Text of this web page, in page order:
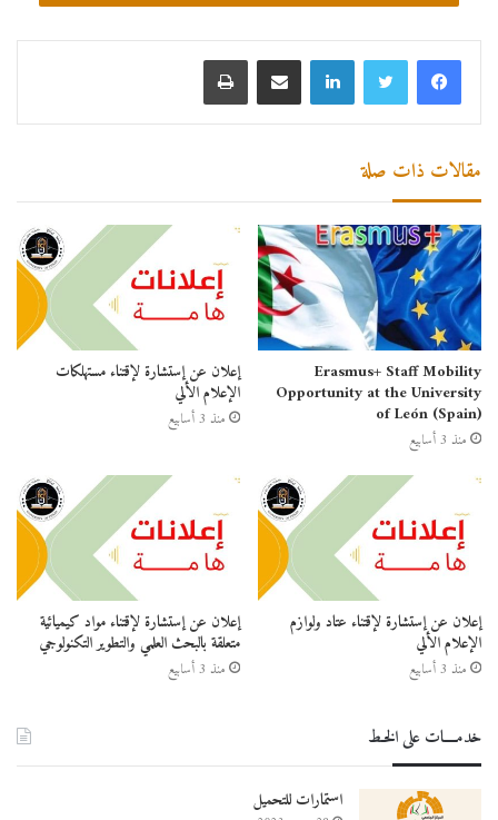
لينكدإن مشاركة عبر البريد طباعة
مقالات ذات صلة
Erasmus+ Staff Mobility
Opportunity at the University
of León (Spain)
منذ 3 أسابيع
إعلان عن إستشارة لإقتناء مستهلكات
الإعلام الألي
منذ 3 أسابيع
إعلان عن إستشارة لإقتناء عتاد ولوازم
الإعلام الألي
منذ 3 أسابيع
إعلان عن إستشارة لإقتناء مواد كيميائية
متعلقة بالبحث العلمي والتطوير التكنولوجي
منذ 3 أسابيع
خدمــــات على الخـط
استمارات للتحميل